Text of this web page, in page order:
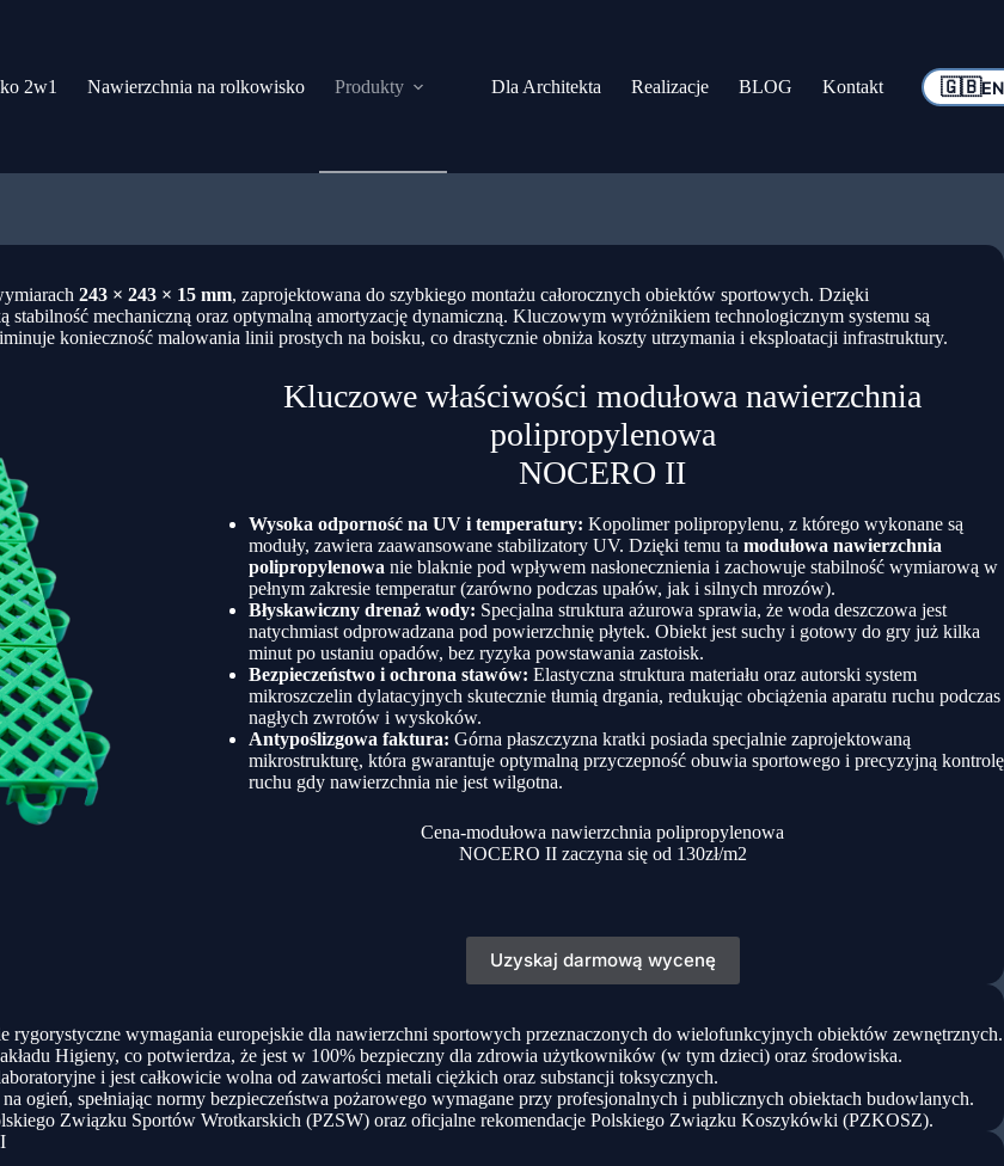
2w1 Nawierzchnia na rolkowisko Produkty Dla Architekta Realizacje BLOG Kontakt 🇬🇧EN
243 × 243 × 15 mm, zaprojektowana do szybkiego montażu całorocznych obiektów sportowych. Dzięki
mechaniczną oraz optymalną amortyzację dynamiczną. Kluczowym wyróżnikiem technologicznym systemu są
konieczność malowania linii prostych na boisku, co drastycznie obniża koszty utrzymania i eksploatacji infrastruktury.
Kluczowe właściwości modułowa nawierzchnia
polipropylenowa
NOCERO II
Wysoka odporność na UV i temperatury: Kopolimer polipropylenu, z którego wykonane są
moduły, zawiera zaawansowane stabilizatory UV. Dzięki temu ta modułowa nawierzchnia
polipropylenowa nie blaknie pod wpływem nasłonecznienia i zachowuje stabilność wymiarową w
pełnym zakresie temperatur (zarówno podczas upałów, jak i silnych mrozów).
Błyskawiczny drenaż wody: Specjalna struktura ażurowa sprawia, że woda deszczowa jest
natychmiast odprowadzana pod powierzchnię płytek. Obiekt jest suchy i gotowy do gry już kilka
minut po ustaniu opadów, bez ryzyka powstawania zastoisk.
Bezpieczeństwo i ochrona stawów: Elastyczna struktura materiału oraz autorski system
mikroszczelin dylatacyjnych skutecznie tłumią drgania, redukując obciążenia aparatu ruchu podczas
nagłych zwrotów i wyskoków.
Antypoślizgowa faktura: Górna płaszczyzna kratki posiada specjalnie zaprojektowaną
mikrostrukturę, która gwarantuje optymalną przyczepność obuwia sportowego i precyzyjną kontrolę
ruchu gdy nawierzchnia nie jest wilgotna.
Cena-modułowa nawierzchnia polipropylenowa
NOCERO II zaczyna się od 130zł/m2
Uzyskaj darmową wycenę
rygorystyczne wymagania europejskie dla nawierzchni sportowych przeznaczonych do wielofunkcyjnych obiektów zewnętrznych.
Higieny, co potwierdza, że jest w 100% bezpieczny dla zdrowia użytkowników (w tym dzieci) oraz środowiska.
i jest całkowicie wolna od zawartości metali ciężkich oraz substancji toksycznych.
ogień, spełniając normy bezpieczeństwa pożarowego wymagane przy profesjonalnych i publicznych obiektach budowlanych.
Związku Sportów Wrotkarskich (PZSW) oraz oficjalne rekomendacje Polskiego Związku Koszykówki (PZKOSZ).